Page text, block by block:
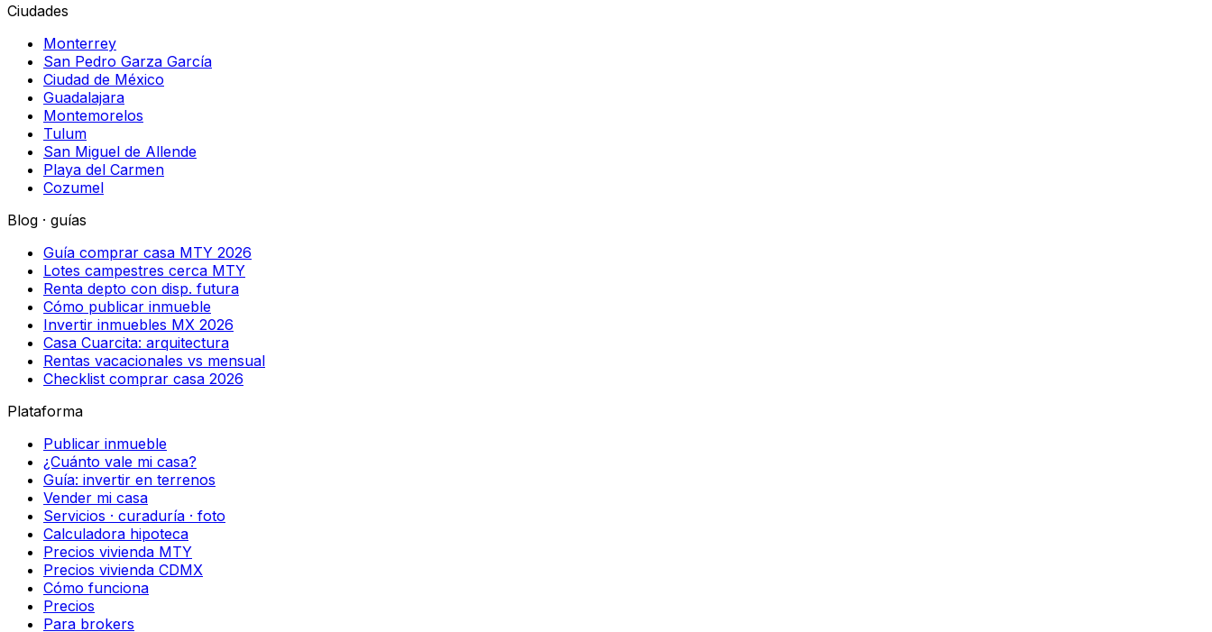
Ciudades
Monterrey
San Pedro Garza García
Ciudad de México
Guadalajara
Montemorelos
Tulum
San Miguel de Allende
Playa del Carmen
Cozumel
Blog · guías
Guía comprar casa MTY 2026
Lotes campestres cerca MTY
Renta depto con disp. futura
Cómo publicar inmueble
Invertir inmuebles MX 2026
Casa Cuarcita: arquitectura
Rentas vacacionales vs mensual
Checklist comprar casa 2026
Plataforma
Publicar inmueble
¿Cuánto vale mi casa?
Guía: invertir en terrenos
Vender mi casa
Servicios · curaduría · foto
Calculadora hipoteca
Precios vivienda MTY
Precios vivienda CDMX
Cómo funciona
Precios
Para brokers